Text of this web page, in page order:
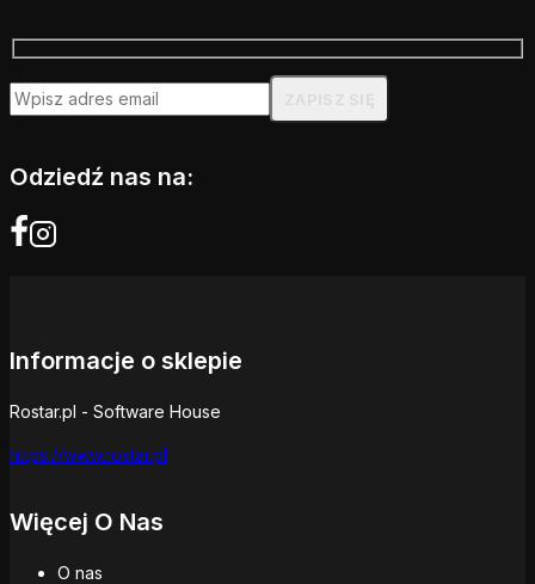
Odziedź nas na:
Informacje o sklepie
Rostar.pl - Software House
https://www.rostar.pl
Więcej O Nas
O nas